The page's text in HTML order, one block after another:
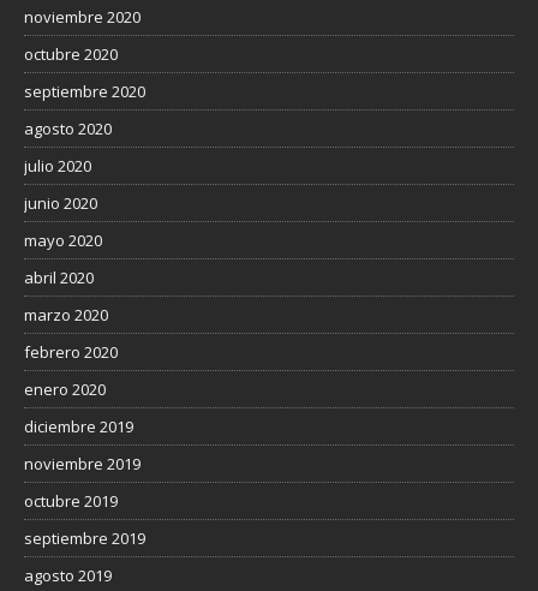
noviembre 2020
octubre 2020
septiembre 2020
agosto 2020
julio 2020
junio 2020
mayo 2020
abril 2020
marzo 2020
febrero 2020
enero 2020
diciembre 2019
noviembre 2019
octubre 2019
septiembre 2019
agosto 2019